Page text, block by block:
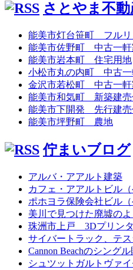
さとやま不動
能美市灯台笹町 フルリ
能美市佐野町 中古一軒
能美市岩本町 住宅用地
小松市丸の内町 中古一
金沢市若松町 中古一軒
能美市和気町 新築建売
能美市下開発 先行建売
能美市坪野町 農地
佇まいブログ
アルバ・アアルト建築
カフェ・アアルトビル（
ポホヨラ保険会社ビル（
美川で見つけた廃墟の
珠洲市上戸 3Dプリン
サイバートラック、テ
Cannon Beachのシング
シュツットガルトヴァ